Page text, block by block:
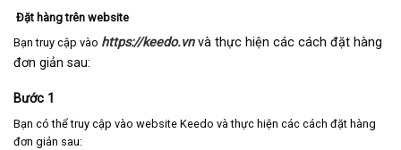
Đặt hàng trên website
Bạn truy cập vào https://keedo.vnvà thực hiện các cách đặt hàng
đơn giản sau:
Bước 1
Bạn có thể truy cập vào website Keedo và thực hiện các cách đặt hàng
đơn giản sau: